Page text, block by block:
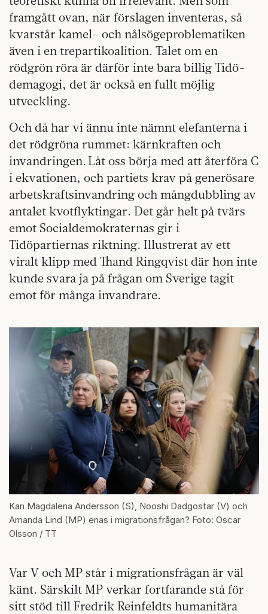
framgått ovan, när förslagen inventeras, så
kvarstår kamel- och nålsögeproblematiken
även i en trepartikoalition. Talet om en
rödgrön röra är därför inte bara billig Tidö-
demagogi, det är också en fullt möjlig
utveckling.
Och då har vi ännu inte nämnt elefanterna i
det rödgröna rummet: kärnkraften och
invandringen. Låt oss börja med att återföra C
i ekvationen, och partiets krav på generösare
arbetskraftsinvandring och mångdubbling av
antalet kvotflyktingar. Det går helt på tvärs
emot Socialdemokraternas gir i
Tidöpartiernas riktning. Illustrerat av ett
viralt klipp med Thand Ringqvist där hon inte
kunde svara ja på frågan om Sverige tagit
emot för många invandrare.
Kan Magdalena Andersson (S), Nooshi Dadgostar (V) och
Amanda Lind (MP) enas i migrationsfrågan? Foto: Oscar
Olsson / TT
Var V och MP står i migrationsfrågan är väl
känt. Särskilt MP verkar fortfarande stå för
sitt stöd till Fredrik Reinfeldts humanitära